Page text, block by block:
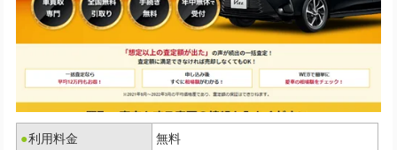
●利用料金 無料